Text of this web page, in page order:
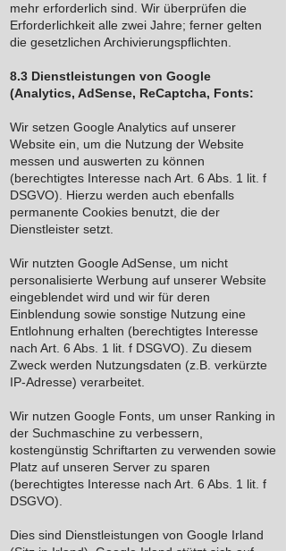
mehr erforderlich sind. Wir überprüfen die
Erforderlichkeit alle zwei Jahre; ferner gelten
die gesetzlichen Archivierungspflichten.
8.3 Dienstleistungen von Google
(Analytics, AdSense, ReCaptcha, Fonts:
Wir setzen Google Analytics auf unserer
Website ein, um die Nutzung der Website
messen und auswerten zu können
(berechtigtes Interesse nach Art. 6 Abs. 1 lit. f
DSGVO). Hierzu werden auch ebenfalls
permanente Cookies benutzt, die der
Dienstleister setzt.
Wir nutzten Google AdSense, um nicht
personalisierte Werbung auf unserer Website
eingeblendet wird und wir für deren
Einblendung sowie sonstige Nutzung eine
Entlohnung erhalten (berechtigtes Interesse
nach Art. 6 Abs. 1 lit. f DSGVO). Zu diesem
Zweck werden Nutzungsdaten (z.B. verkürzte
IP-Adresse) verarbeitet.
Wir nutzen Google Fonts, um unser Ranking in
der Suchmaschine zu verbessern,
kostengünstig Schriftarten zu verwenden sowie
Platz auf unseren Server zu sparen
(berechtigtes Interesse nach Art. 6 Abs. 1 lit. f
DSGVO).
Dies sind Dienstleistungen von Google Irland